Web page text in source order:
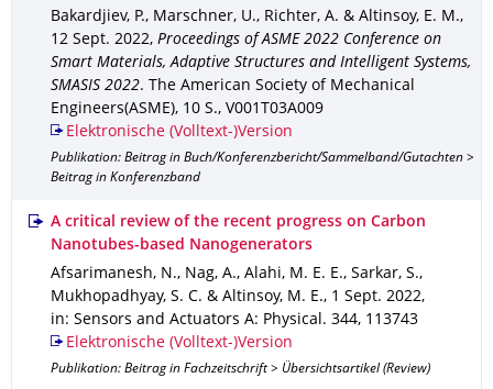
Bakardjiev, P., Marschner, U., Richter, A. & Altinsoy, E. M.,
12 Sept. 2022, Proceedings of ASME 2022 Conference on
Smart Materials, Adaptive Structures and Intelligent Systems,
SMASIS 2022.
The American Society of Mechanical
Engineers(ASME), 10 S., V001T03A009
Elektronische (Volltext-)Version
Publikation: Beitrag in Buch/Konferenzbericht/Sammelband/Gutachten >
Beitrag in Konferenzband
A critical review of the recent progress on Carbon
Nanotubes-based Nanogenerators
Afsarimanesh, N., Nag, A., Alahi, M. E. E., Sarkar, S.,
Mukhopadhyay, S. C. & Altinsoy, M. E., 1 Sept. 2022,
in: Sensors and Actuators A: Physical . 344, 113743
Elektronische (Volltext-)Version
Publikation: Beitrag in Fachzeitschrift > Übersichtsartikel (Review)